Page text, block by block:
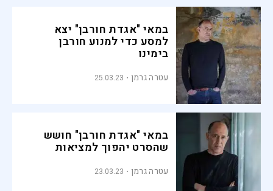
במאי "אגדת חורבן" יצא
למסע כדי למנוע חורבן
בימינו
עטרה גרמן 25.03.23
במאי "אגדת חורבן" חושש
שהסרט יהפוך למציאות
עטרה גרמן 23.03.23